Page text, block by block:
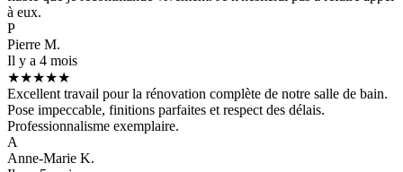
à eux.
P
Pierre M.
Il y a 4 mois
★★★★★
Excellent travail pour la rénovation complète de notre salle de bain.
Pose impeccable, finitions parfaites et respect des délais.
Professionnalisme exemplaire.
A
Anne-Marie K.